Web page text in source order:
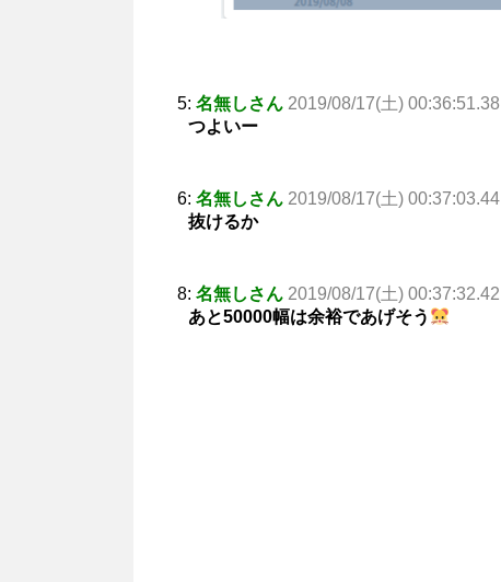
5: 名無しさん 2019/08/17(土) 00:36:51.38
つよいー
6: 名無しさん 2019/08/17(土) 00:37:03.44
抜けるか
8: 名無しさん 2019/08/17(土) 00:37:32.42
あと50000幅は余裕であげそう